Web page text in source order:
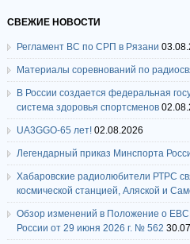
СВЕЖИЕ НОВОСТИ
Регламент ВС по СРП в Рязани
Материалы соревнований по
В России создается федеральная
система здоровья спортсменов
UA3GGO-65 лет! 02.08.2026
Легендарный приказ Минспорта
Хабаровские радиолюбители РТРС
космической станцией, Аляской и
Обзор изменений в Положение о
России от 29 июня 2026 г. № 562